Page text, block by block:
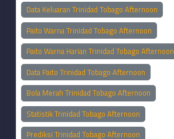
Data Keluaran Trinidad Tobago Afternoon
Paito Warna Trinidad Tobago Afternoon
Paito Warna Harian Trinidad Tobago Afternoon
Data Paito Trinidad Tobago Afternoon
Bola Merah Trinidad Tobago Afternoon
Statistik Trinidad Tobago Afternoon
Prediksi Trinidad Tobago Afternoon